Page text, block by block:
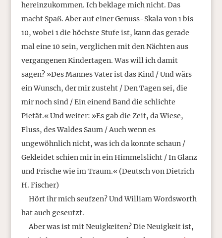
hereinzukommen. Ich beklage mich nicht. Das
macht Spaß. Aber auf einer Genuss-Skala von 1 bis
10, wobei 1 die höchste Stufe ist, kann das gerade
mal eine 10 sein, verglichen mit den Nächten aus
vergangenen Kindertagen. Was will ich damit
sagen? »Des Mannes Vater ist das Kind / Und wärs
ein Wunsch, der mir zusteht / Den Tagen sei, die
mir noch sind / Ein einend Band die schlichte
Pietät.« Und weiter: »Es gab die Zeit, da Wiese,
Fluss, des Waldes Saum / Auch wenn es
ungewöhnlich nicht, was ich da konnte schaun /
Gekleidet schien mir in ein Himmelslicht / In Glanz
und Frische wie im Traum.« (Deutsch von Dietrich
H. Fischer)
Hört ihr mich seufzen? Und William Wordsworth
hat auch geseufzt.
Aber was ist mit Neuigkeiten? Die Neuigkeit ist,